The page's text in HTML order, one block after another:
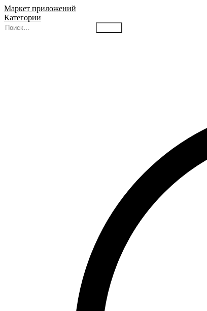
Маркет приложений
Категории